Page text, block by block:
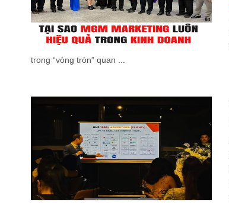
trong “vòng tròn” quan ...